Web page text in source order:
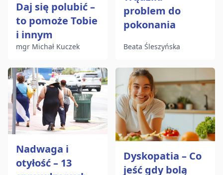
Daj się polubić –
to pomoże Tobie
i innym
mgr Michał Kuczek
problem do
pokonania
Beata Śleszyńska
Nadwaga i
otyłość – 13
Dyskopatia – Co
jeść gdy bolą